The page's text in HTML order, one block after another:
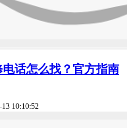
话怎么找？官方指南
10:10:52